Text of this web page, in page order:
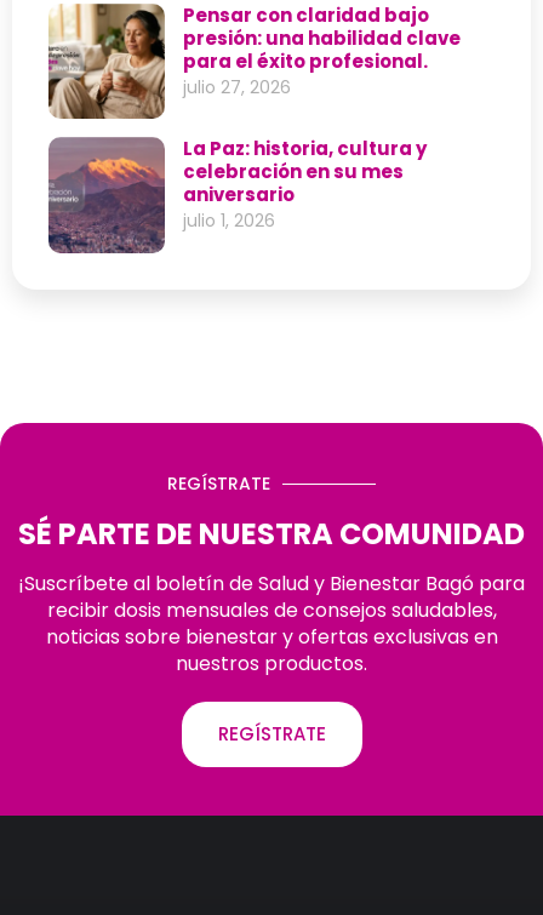
Pensar con claridad bajo
presión: una habilidad clave
para el éxito profesional.
julio 27, 2026
La Paz: historia, cultura y
celebración en su mes
aniversario
julio 1, 2026
REGÍSTRATE
SÉ PARTE DE NUESTRA COMUNIDAD
¡Suscríbete al boletín de Salud y Bienestar Bagó para
recibir dosis mensuales de consejos saludables,
noticias sobre bienestar y ofertas exclusivas en
nuestros productos.
REGÍSTRATE